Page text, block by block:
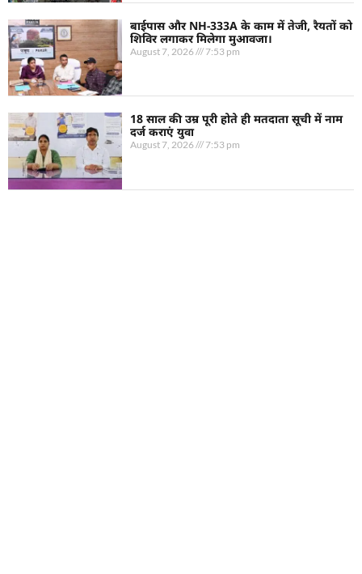
बाईपास और NH-333A के काम में तेजी, रैयतों को
शिविर लगाकर मिलेगा मुआवजा।
August 7, 2026 7:53 pm
18 साल की उम्र पूरी होते ही मतदाता सूची में नाम
दर्ज कराएं युवा
August 7, 2026 7:53 pm